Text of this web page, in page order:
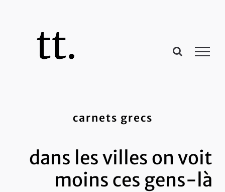
carnets grecs
dans les villes on voit
moins ces gens-là